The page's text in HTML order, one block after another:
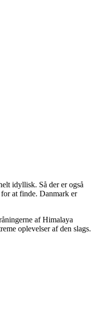
idyllisk. Så der er også
at finde. Danmark er
af Himalaya
oplevelser af den slags.